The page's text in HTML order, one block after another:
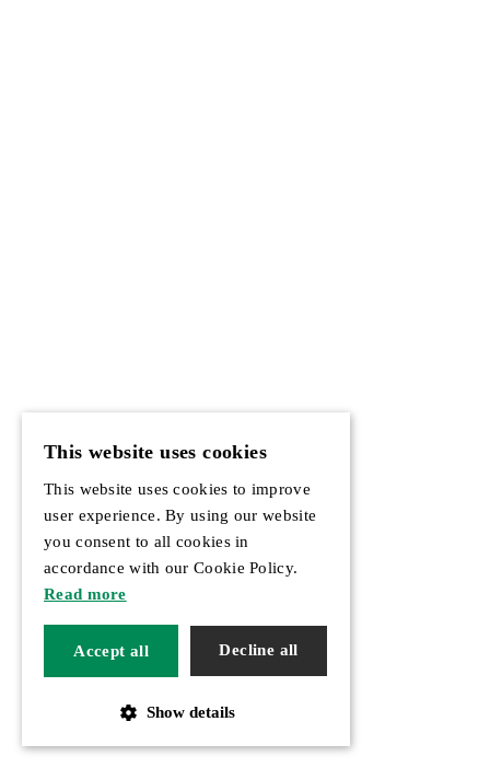
This website uses cookies
This website uses cookies to improve
user experience. By using our website
you consent to all cookies in
accordance with our Cookie Policy.
Read more
Accept all Decline all
Show details